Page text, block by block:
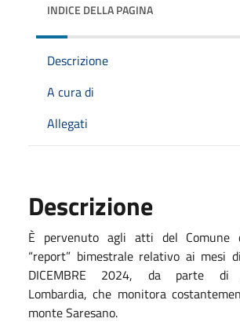
INDICE DELLA PAGINA
Descrizione
A cura di
Allegati
Descrizione
È pervenuto agli atti del Comune
“report” bimestrale relativo ai mesi
DICEMBRE 2024, da parte di
Lombardia, che monitora
monte Saresano.